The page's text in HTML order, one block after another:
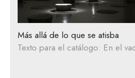
Más allá de lo que se atisba
Texto para el catálogo: En el